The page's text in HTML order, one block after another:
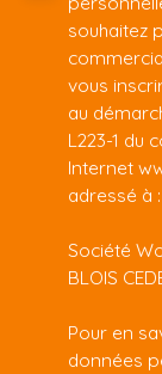
souhaitez
vous
au
L223-1 du
Internet
adressé à :
Société
BLOIS
Pour en
données